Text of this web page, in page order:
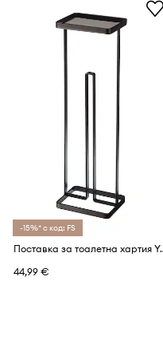
-15%* с код: FS
Поставка за
44,99 €